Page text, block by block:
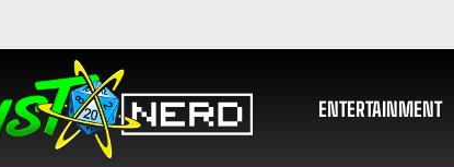
ENTERTAINMENT